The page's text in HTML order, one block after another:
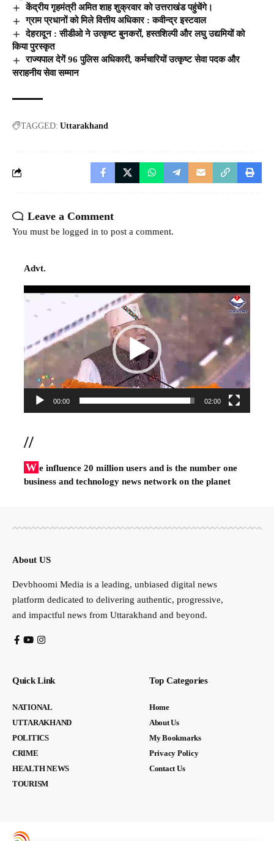
केंद्रीय गृहमंत्री अमित शाह शुक्रवार को उत्तराखंड पहुंचेंगे।
ग्राम प्रधानों को मिले वित्तीय अधिकार : कवीन्द्र इस्टवाल
देहरादून : सीडीओ ने उत्कृष्ट बुनकरों, हस्तशिल्पी और लघु उद्यमियों को
किया पुरस्कृत
राज्यपाल देगें 96 पुलिस अधिकारी, कर्मचारियों उत्कृष्ट सेवा पदक और
सराहनीय सेवा सम्मान
TAGGED: Uttarakhand
Leave a Comment
You must be logged in to post a comment.
Advt.
Video
00:00 02:00
//
W e influence 20 million users and is the number one
business and technology news network on the planet
About US
Devbhoomi Media is a leading, unbiased digital news
platform dedicated to delivering authentic, progressive,
and impactful news from Uttarakhand and beyond.
Quick Link
NATIONAL
UTTARAKHAND
POLITICS
CRIME
HEALTH NEWS
TOURISM
Top Categories
Home
About Us
My Bookmarks
Privacy Policy
Contact Us